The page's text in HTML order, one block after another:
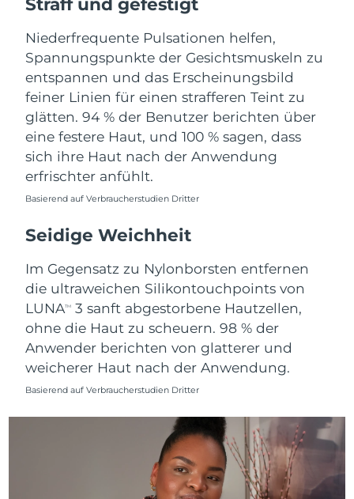
Niederfrequente Pulsationen helfen,
Spannungspunkte der Gesichtsmuskeln zu
entspannen und das Erscheinungsbild
feiner Linien für einen strafferen Teint zu
glätten. 94 % der Benutzer berichten über
eine festere Haut, und 100 % sagen, dass
sich ihre Haut nach der Anwendung
erfrischter anfühlt.
Basierend auf Verbraucherstudien Dritter
Seidige Weichheit
Im Gegensatz zu Nylonborsten entfernen
die ultraweichen Silikontouchpoints von
LUNATM
3 sanft abgestorbene Hautzellen,
ohne die Haut zu scheuern. 98 % der
Anwender berichten von glatterer und
weicherer Haut nach der Anwendung.
Basierend auf Verbraucherstudien Dritter
Katar
Réunion
Erwartete Lieferung
13/08/2026
Rumänien
Erwartete Lieferung
08/08/2026
Russland
Erwartete Lieferung
16/08/2026
Saudi-Arabien
Singapur
Slowakei
Erwartete Lieferung
Slowenien
Erwartete Lieferung
08/08/2026
Südafrika
Erwartete Lieferung
10/08/2026
Erwartete Lieferung
08/08/2026